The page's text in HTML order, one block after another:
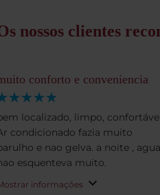
nossos clientes
conforto e conveniencia
localizado, limpo,
condicionado fazia muito
e nao gelva. a noite , agua
esquenteva muito.
informações